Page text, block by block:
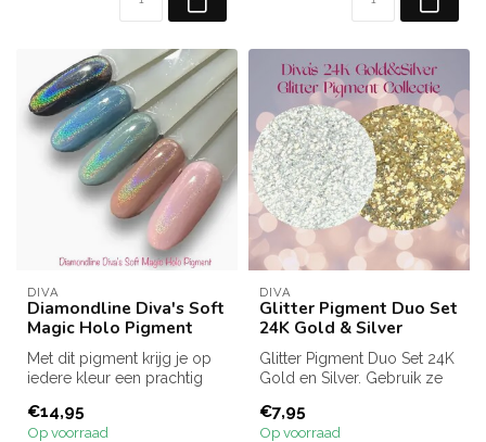
DIVA
Diamondline Diva's Soft
Magic Holo Pigment
Met dit pigment krijg je op
iedere kleur een prachtig
€14,95
Op voorraad
DIVA
Glitter Pigment Duo Set
24K Gold & Silver
Glitter Pigment Duo Set 24K
Gold en Silver. Gebruik ze
€7,95
Op voorraad